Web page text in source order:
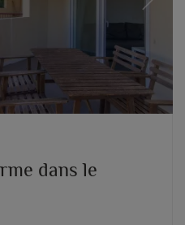
Next
dans le